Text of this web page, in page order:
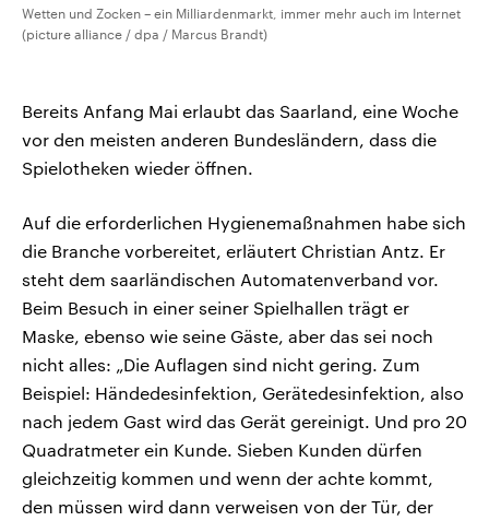
Wetten und Zocken – ein Milliardenmarkt, immer mehr auch im Internet
(picture alliance / dpa / Marcus Brandt)
Bereits Anfang Mai erlaubt das Saarland, eine Woche
vor den meisten anderen Bundesländern, dass die
Spielotheken wieder öffnen.
Auf die erforderlichen Hygienemaßnahmen habe sich
die Branche vorbereitet, erläutert Christian Antz. Er
steht dem saarländischen Automatenverband vor.
Beim Besuch in einer seiner Spielhallen trägt er
Maske, ebenso wie seine Gäste, aber das sei noch
nicht alles: „Die Auflagen sind nicht gering. Zum
Beispiel: Händedesinfektion, Gerätedesinfektion, also
nach jedem Gast wird das Gerät gereinigt. Und pro 20
Quadratmeter ein Kunde. Sieben Kunden dürfen
gleichzeitig kommen und wenn der achte kommt,
den müssen wird dann verweisen von der Tür, der